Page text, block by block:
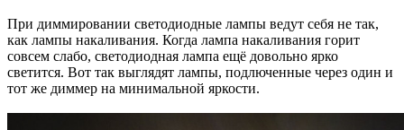
При диммировании светодиодные лампы ведут себя не так,
как лампы накаливания. Когда лампа накаливания горит
совсем слабо, светодиодная лампа ещё довольно ярко
светится. Вот так выглядят лампы, подлюченные через один и
тот же диммер на минимальной яркости.